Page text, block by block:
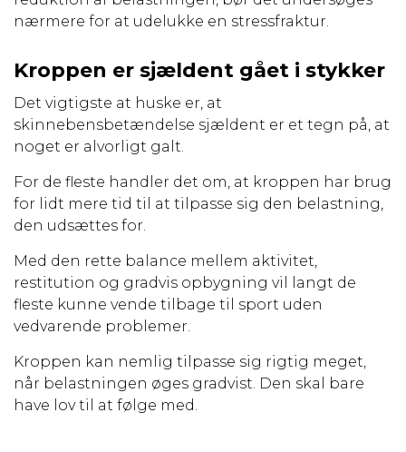
nærmere for at udelukke en stressfraktur.
Kroppen er sjældent gået i stykker
Det vigtigste at huske er, at
skinnebensbetændelse sjældent er et tegn på, at
noget er alvorligt galt.
For de fleste handler det om, at kroppen har brug
for lidt mere tid til at tilpasse sig den belastning,
den udsættes for.
Med den rette balance mellem aktivitet,
restitution og gradvis opbygning vil langt de
fleste kunne vende tilbage til sport uden
vedvarende problemer.
Kroppen kan nemlig tilpasse sig rigtig meget,
når belastningen øges gradvist. Den skal bare
have lov til at følge med.